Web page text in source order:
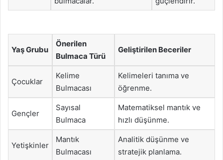
Yaş Grubu
Önerilen
Bulmaca Türü
Geliştirilen Beceriler
Çocuklar
Kelime
Bulmacası
Kelimeleri tanıma ve
öğrenme.
Gençler
Sayısal
Bulmaca
Matematiksel mantık ve
hızlı düşünme.
Yetişkinler
Mantık
Bulmacası
Analitik düşünme ve
stratejik planlama.